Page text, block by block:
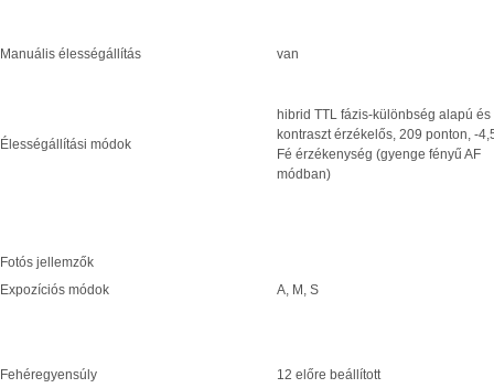
Manuális élességállítás van
Élességállítási módok
hibrid TTL fázis-különbség alapú és
kontraszt érzékelős, 209 ponton, -
Fé érzékenység (gyenge fényű AF
módban)
Fotós jellemzők
Expozíciós módok
A, M, S
Fehéregyensúly
12 előre beállított